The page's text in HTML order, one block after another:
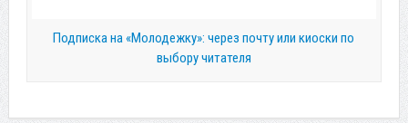
Подписка на «Молодежку»: через почту или киоски по
выбору читателя